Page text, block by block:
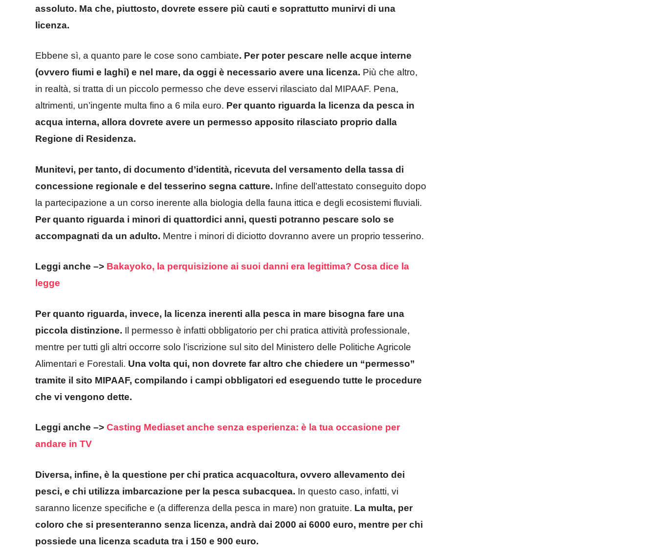
assoluto. Ma che, piuttosto, dovrete essere più cauti e soprattutto munirvi di una
licenza.
Ebbene sì, a quanto pare le cose sono cambiate. Per poter pescare nelle acque interne
(ovvero fiumi e laghi) e nel mare, da oggi è necessario avere una licenza. Più che altro,
in realtà, si tratta di un piccolo permesso che deve esservi rilasciato dal MIPAAF. Pena,
altrimenti, un’ingente multa fino a 6 mila euro. Per quanto riguarda la licenza da pesca in
acqua interna, allora dovrete avere un permesso apposito rilasciato proprio dalla
Regione di Residenza.
Munitevi, per tanto, di documento d’identità, ricevuta del versamento della tassa di
concessione regionale e del tesserino segna catture. Infine dell’attestato conseguito dopo
la partecipazione a un corso inerente alla biologia della fauna ittica e degli ecosistemi fluviali.
Per quanto riguarda i minori di quattordici anni, questi potranno pescare solo se
accompagnati da un adulto. Mentre i minori di diciotto dovranno avere un proprio tesserino.
Leggi anche –> Bakayoko, la perquisizione ai suoi danni era legittima? Cosa dice la
legge
Per quanto riguarda, invece, la licenza inerenti alla pesca in mare bisogna fare una
piccola distinzione. Il permesso è infatti obbligatorio per chi pratica attività professionale,
mentre per tutti gli altri occorre solo l’iscrizione sul sito del Ministero delle Politiche Agricole
Alimentari e Forestali. Una volta qui, non dovrete far altro che chiedere un “permesso”
tramite il sito MIPAAF, compilando i campi obbligatori ed eseguendo tutte le procedure
che vi vengono dette.
Leggi anche –> Casting Mediaset anche senza esperienza: è la tua occasione per
andare in TV
Diversa, infine, è la questione per chi pratica acquacoltura, ovvero allevamento dei
pesci, e chi utilizza imbarcazione per la pesca subacquea. In questo caso, infatti, vi
saranno licenze specifiche e (a differenza della pesca in mare) non gratuite. La multa, per
coloro che si presenteranno senza licenza, andrà dai 2000 ai 6000 euro, mentre per chi
possiede una licenza scaduta tra i 150 e 900 euro.